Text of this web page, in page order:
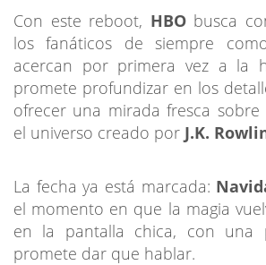
Con este reboot, HBObusca
los fanáticos de siempre
acercan por primera vez a la
promete profundizar en los
ofrecer una mirada fresca sobre
el universo creado por J.K.
La fecha ya está marcada:
el momento en que la magia
en la pantalla chica, con una
promete dar que hablar.